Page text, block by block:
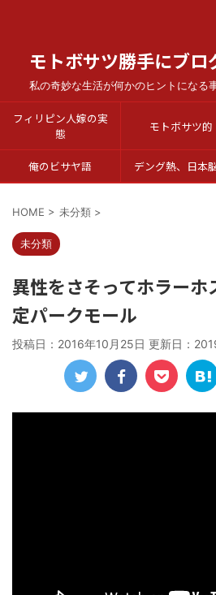
モトボサツ勝手にブ
私の奇妙な生活が何かのヒントにな
フィリピン人嫁の実
態
モトボサツ的
俺のビサヤ語 デング熱、日本
HOME > 未分類 >
未分類
異性をさそってホラー
定パークモール
投稿日：2016年10月25日 更新日：